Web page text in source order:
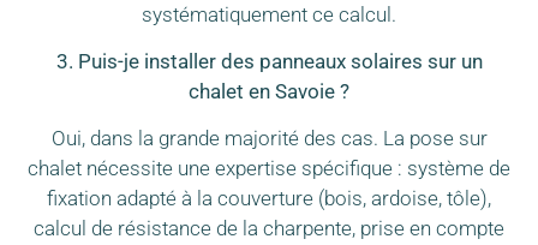
systématiquement ce calcul.
3. Puis-je installer des panneaux solaires sur un
chalet en Savoie ?
Oui, dans la grande majorité des cas. La pose sur
chalet nécessite une expertise spécifique : système de
fixation adapté à la couverture (bois, ardoise, tôle),
calcul de résistance de la charpente, prise en compte